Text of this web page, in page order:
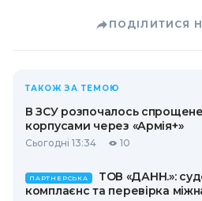
ПОДІЛИТИСЯ
ТАКОЖ ЗА ТЕМОЮ
В ЗСУ розпочалось
корпусами через «Армія+»
Сьогодні 13:34 10
ПАРТНЕРСЬКА
ТОВ «ДАНН.»:
комплаєнс та перевірка